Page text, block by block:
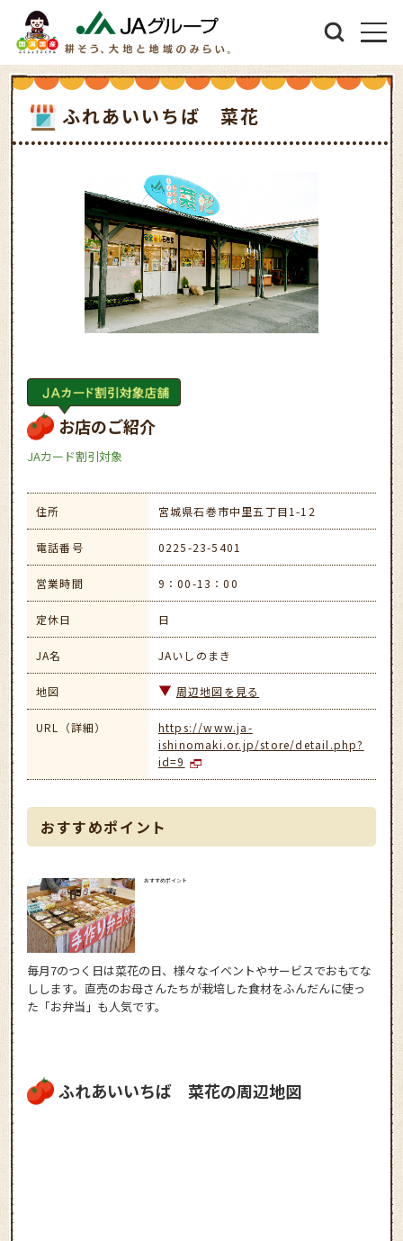
ふれあいいちば 菜花
お店のご紹介
JAカード割引対象
住所 宮城県石巻市中里五丁目1-12
電話番号 0225-23-5401
営業時間 9：00-13：00
定休日 日
JA名 JAいしのまき
地図 周辺地図を見る
URL（詳細）
https://www.ja-
ishinomaki.or.jp/store/detail.php?
id=9
おすすめポイント
おすすめポイント
毎月7のつく日は菜花の日、様々なイベントやサービスでおもてな
しします。直売のお母さんたちが栽培した食材をふんだんに使っ
た「お弁当」も人気です。
ふれあいいちば 菜花の周辺地図